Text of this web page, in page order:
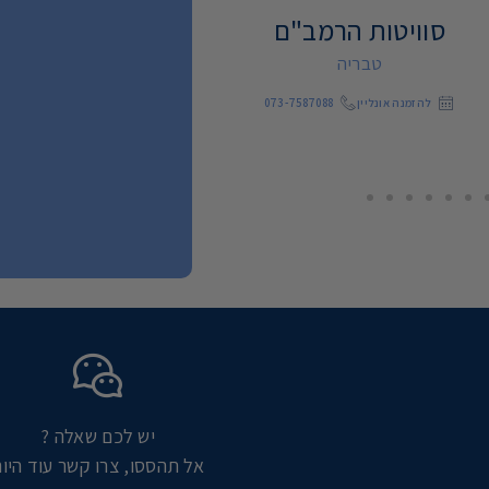
סוויטות הרמב"ם
טבריה
להזמנה אונליין 073-7587088
יש לכם שאלה ?
אל תהססו, צרו קשר עוד